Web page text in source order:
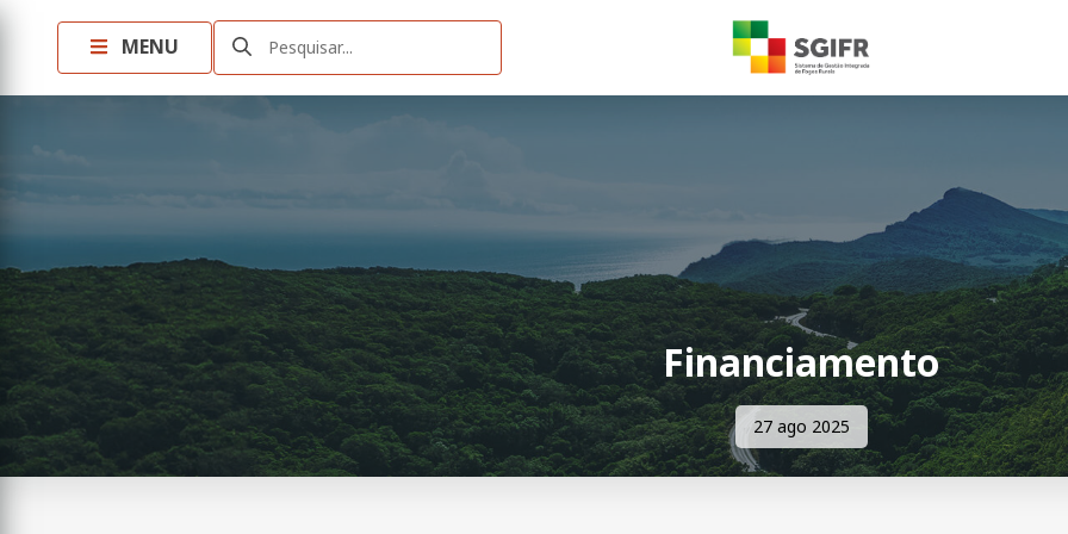
MENU Pesquisar...
Financiamento
27 ago 2025